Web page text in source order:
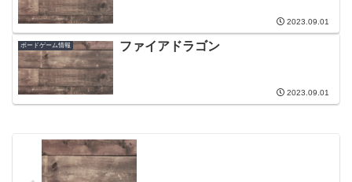
2023.09.01
ボードゲーム情報 ファイアドラゴン
2023.09.01